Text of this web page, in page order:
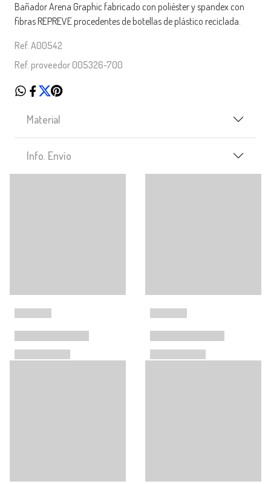
Bañador Arena Graphic fabricado con poliéster y spandex con
fibras REPREVE procedentes de botellas de plástico reciclada.
Ref. A00542
Ref. proveedor 005326-700
Material
Info. Envío